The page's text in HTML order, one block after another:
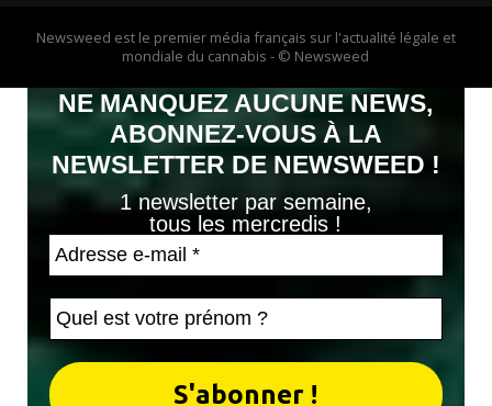
Newsweed est le premier média français sur l'actualité légale et
mondiale du cannabis - © Newsweed
NE MANQUEZ AUCUNE NEWS,
ABONNEZ-VOUS À LA
NEWSLETTER DE NEWSWEED !
1 newsletter par semaine,
tous les mercredis !